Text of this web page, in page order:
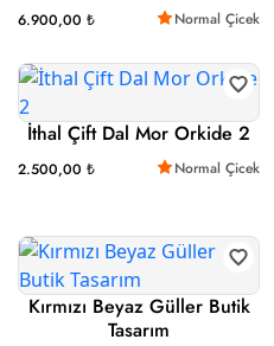
6.900,00 ₺ Normal Çicek
İthal Çift Dal Mor Orkide 2
2.500,00 ₺ Normal Çicek
Kırmızı Beyaz Güller Butik
Tasarım